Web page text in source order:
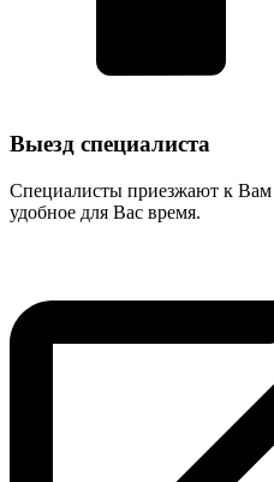
Выезд специалиста
Специалисты приезжают к Вам
удобное для Вас время.